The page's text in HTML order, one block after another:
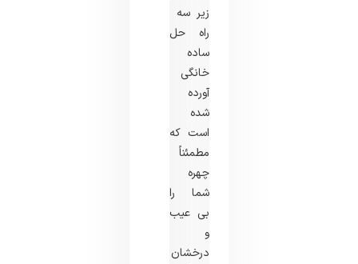
زیر سه ​​
راه‌ حل
ساده
خانگی
آورده
شده
است که
مطمئناً
چهره
شما را
بی ‌عیب
و
درخشان